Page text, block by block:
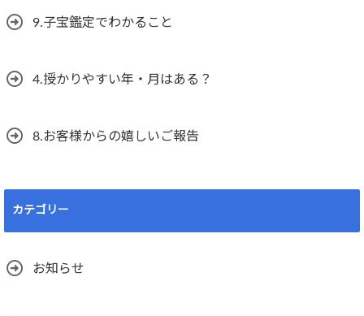
9.子宝鑑定でわかること
4.授かりやすい年・月はある？
8.お客様からの嬉しいご報告
カテゴリー
お知らせ